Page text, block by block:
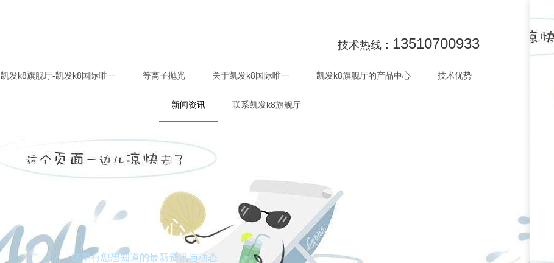
技术热线： 13510700933
凯发k8旗舰厅-凯发k8国际唯一 等离子抛光 关于凯发k8国际唯一 凯发k8旗舰厅的产品中心 技术优势
新闻资讯 联系凯发k8旗舰厅
新闻中心
这里有您想知道的最新资讯与动态